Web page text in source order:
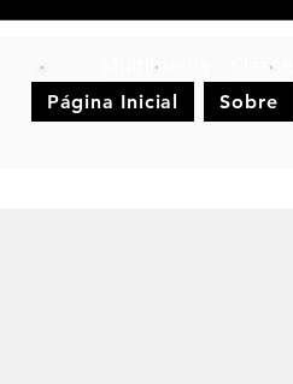
Página Inicial Sobre
Multimedia Classes